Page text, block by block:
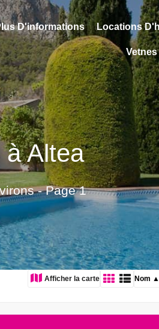
Altea
- Page 1
Afficher la carte
D'informations Locations
Vetnes